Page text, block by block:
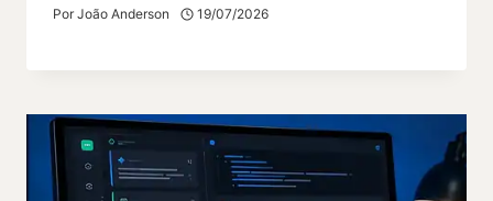
Por João Anderson 19/07/2026